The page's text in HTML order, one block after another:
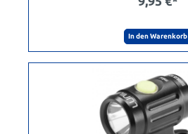
In den Warenkorb